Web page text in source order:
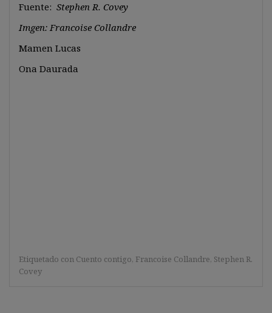
Fuente: Stephen R. Covey
Imgen: Francoise Collandre
Mamen Lucas
Ona Daurada
Etiquetado con Cuento contigo, Francoise Collandre, Stephen R.
Covey